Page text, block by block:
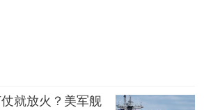
就放火？美军舰